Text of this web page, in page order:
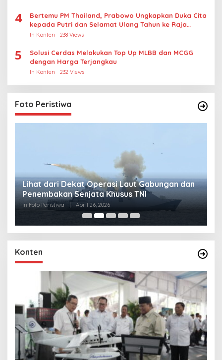
4
Bertemu PM Thailand, Prabowo Ungkapkan Duka Cita
kepada Putri dan Selamat Ulang Tahun ke Raja
Thailand
In Konten 238 Views
5
Solusi Cerdas Melakukan Top Up MLBB dan MCGG
dengan Harga Terjangkau
In Konten 232 Views
Foto Peristiwa
Lihat dari Dekat Operasi Laut Gabungan dan
Penembakan Senjata Khusus TNI
In Foto Peristiwa April 26, 2026
Konten